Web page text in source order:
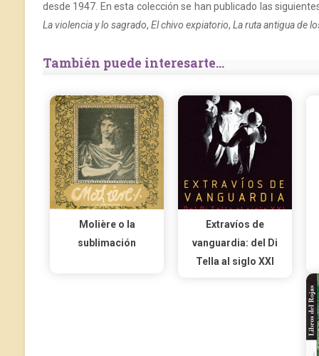
desde 1947. En esta colección se han publicado las
La violencia y lo sagrado, El chivo expiatorio, La ruta antigua de
También puede interesarte...
Molière o la
sublimación
Extravíos de
vanguardia: del Di
Tella al siglo XXI